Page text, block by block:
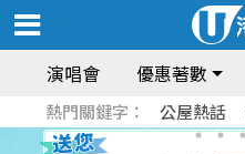
演唱會 優惠著數
熱門關鍵字： 公屋熱話